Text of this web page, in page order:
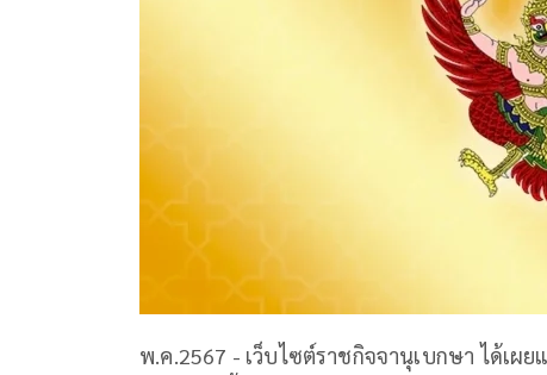
พ.ค.2567 - เว็บไซต์ราชกิจจานุเบกษา ได้เผ